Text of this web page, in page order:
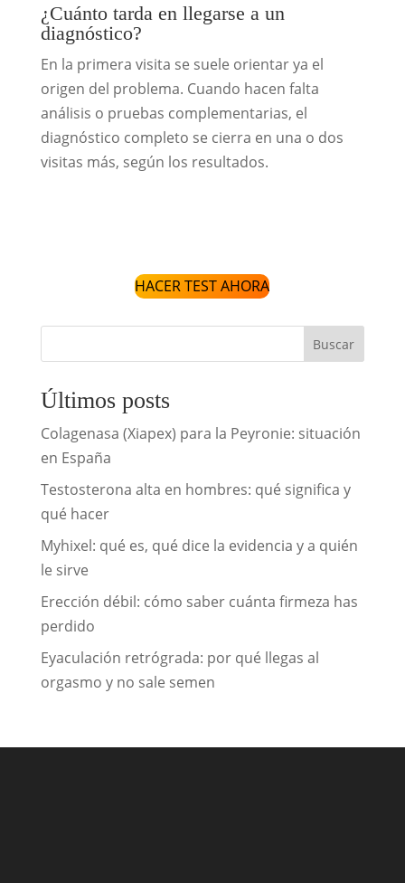
¿Cuánto tarda en llegarse a un
diagnóstico?
En la primera visita se suele orientar ya el
origen del problema. Cuando hacen falta
análisis o pruebas complementarias, el
diagnóstico completo se cierra en una o dos
visitas más, según los resultados.
HACER TEST AHORA
Buscar
Últimos posts
Colagenasa (Xiapex) para la Peyronie: situación
en España
Testosterona alta en hombres: qué significa y
qué hacer
Myhixel: qué es, qué dice la evidencia y a quién
le sirve
Erección débil: cómo saber cuánta firmeza has
perdido
Eyaculación retrógrada: por qué llegas al
orgasmo y no sale semen